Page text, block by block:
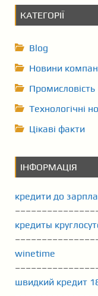
КАТЕГОРІЇ
Blog
Новини
Промисловість
Технологічні
Цікаві факти
ІНФОРМАЦІЯ
кредити до
кредиты
winetime
швидкий кредит